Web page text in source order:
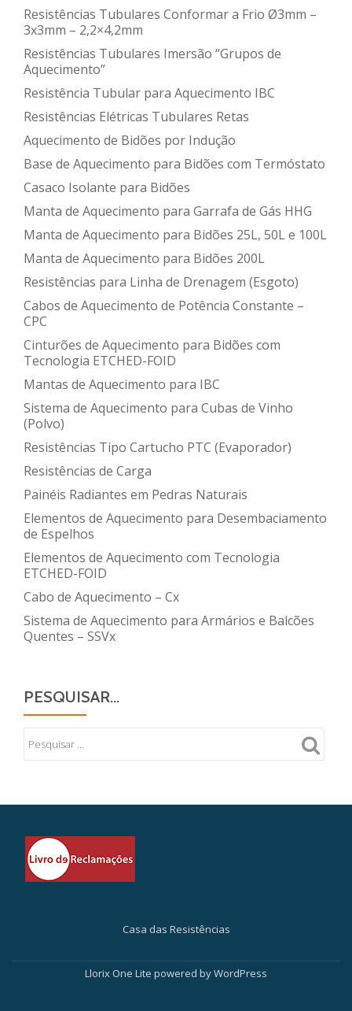
Resistências Tubulares Conformar a Frio Ø3mm –
3x3mm – 2,2×4,2mm
Resistências Tubulares Imersão “Grupos de
Aquecimento”
Resistência Tubular para Aquecimento IBC
Resistências Elétricas Tubulares Retas
Aquecimento de Bidões por Indução
Base de Aquecimento para Bidões com Termóstato
Casaco Isolante para Bidões
Manta de Aquecimento para Garrafa de Gás HHG
Manta de Aquecimento para Bidões 25L, 50L e 100L
Manta de Aquecimento para Bidões 200L
Resistências para Linha de Drenagem (Esgoto)
Cabos de Aquecimento de Potência Constante –
CPC
Cinturões de Aquecimento para Bidões com
Tecnologia ETCHED-FOID
Mantas de Aquecimento para IBC
Sistema de Aquecimento para Cubas de Vinho
(Polvo)
Resistências Tipo Cartucho PTC (Evaporador)
Resistências de Carga
Painéis Radiantes em Pedras Naturais
Elementos de Aquecimento para Desembaciamento
de Espelhos
Elementos de Aquecimento com Tecnologia
ETCHED-FOID
Cabo de Aquecimento – Cx
Sistema de Aquecimento para Armários e Balcões
Quentes – SSVx
PESQUISAR…
Casa das Resistências
Secondary
Llorix One Lite powered byWordPress